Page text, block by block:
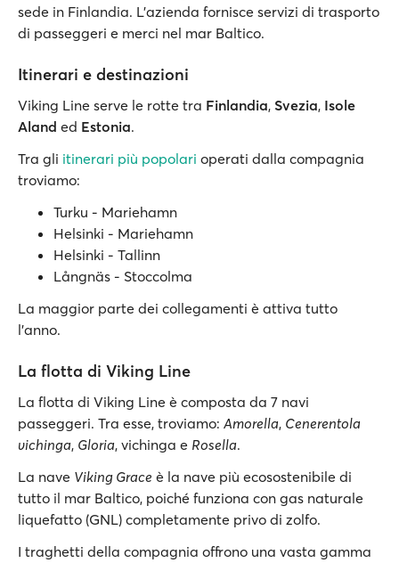
sede in Finlandia. L’azienda fornisce servizi di trasporto
di passeggeri e merci nel mar Baltico.
Itinerari e destinazioni
Viking Line serve le rotte tra Finlandia, Svezia, Isole
Aland ed Estonia.
Tra gli itinerari più popolari operati dalla compagnia
troviamo:
Turku - Mariehamn
Helsinki - Mariehamn
Helsinki - Tallinn
Långnäs - Stoccolma
La maggior parte dei collegamenti è attiva tutto
l'anno.
La flotta di Viking Line
La flotta di Viking Line è composta da 7 navi
passeggeri. Tra esse, troviamo: Amorella, Cenerentola
vichinga, Gloria, vichinga e Rosella.
La nave Viking Grace è la nave più ecosostenibile di
tutto il mar Baltico, poiché funziona con gas naturale
liquefatto (GNL) completamente privo di zolfo.
I traghetti della compagnia offrono una vasta gamma